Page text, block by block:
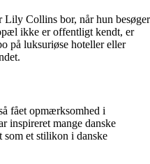
Collins bor, når hun besøger
ikke er offentligt kendt, er
på luksuriøse hoteller eller
fået opmærksomhed i
inspireret mange danske
et stilikon i danske